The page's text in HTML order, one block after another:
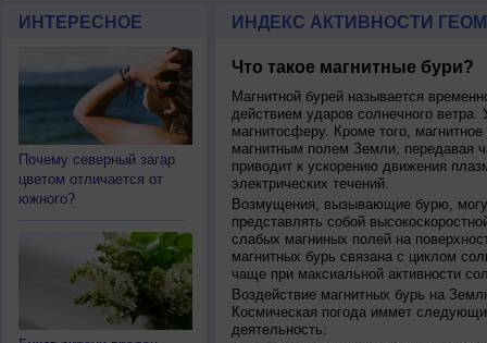
ИНТЕРЕСНОЕ
Почему северный загар
цветом отличается от
южного?
ИНДЕКС АКТИВНОСТИ
Что такое магнитные бури?
Магнитной бурей называется
действием ударов солнечного ветра.
магнитосферу. Кроме того,
магнитным полем Земли, передавая
приводит к ускорению движения
электрических течений.
Возмущения, вызывающие бурю,
представлять собой
слабых магниных полей на
магнитных бурь связана с циклом
чаще при максиальной активности
Воздействие магнитных бурь на
Космическая погода иммет
деятельность: